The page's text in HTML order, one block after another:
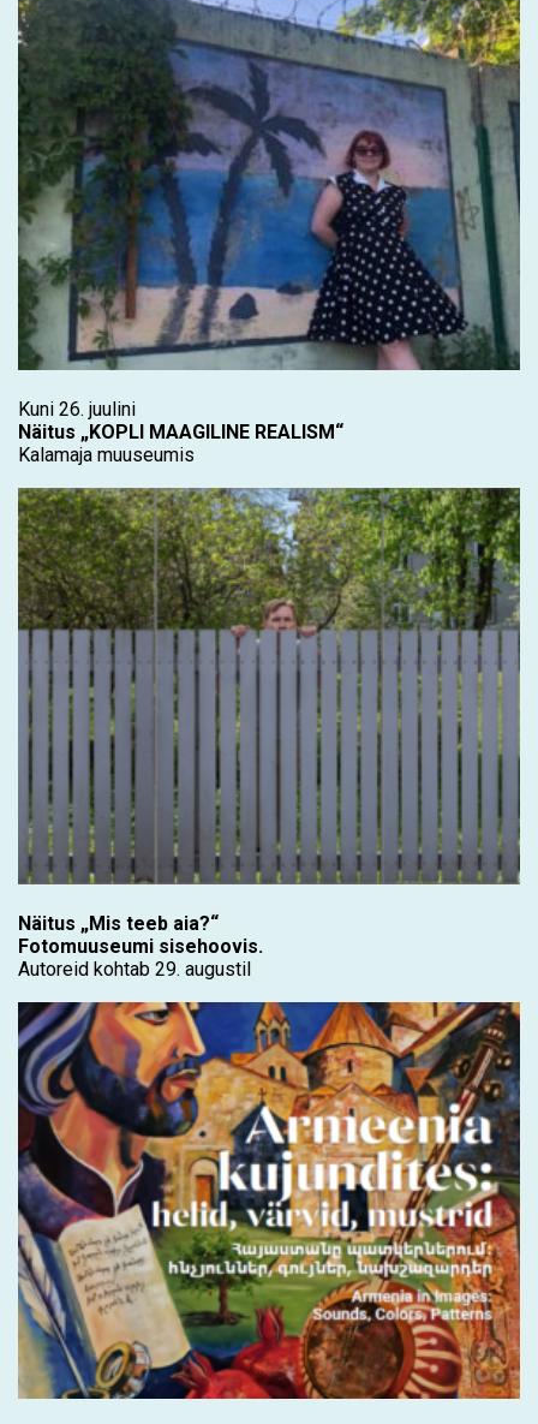
Kuni 26. juulini
Näitus „KOPLI MAAGILINE REALISM“
Kalamaja muuseumis
Näitus „Mis teeb aia?“
Fotomuuseumi sisehoovis.
Autoreid kohtab 29. augustil